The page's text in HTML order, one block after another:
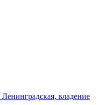
владение